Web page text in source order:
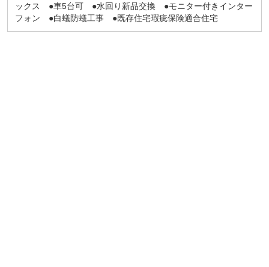
ックス ●車5台可 ●水回り新品交換 ●モニター付きインター
フォン ●白蟻防蟻工事 ●既存住宅瑕疵保険適合住宅